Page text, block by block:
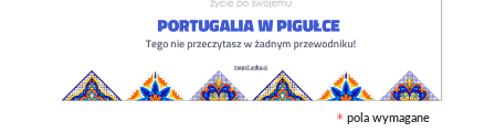
* pola wymagane